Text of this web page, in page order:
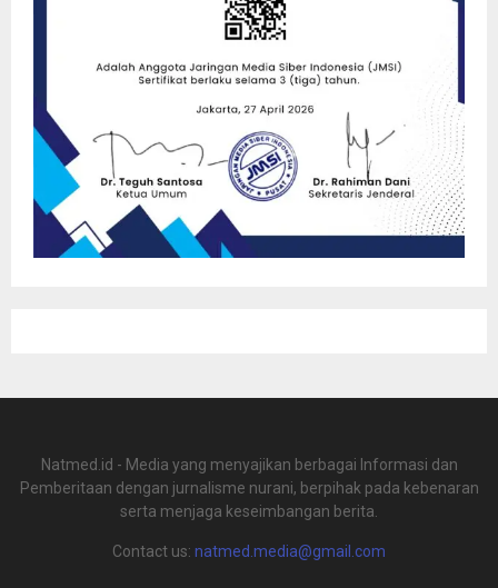
Natmed.id - Media yang menyajikan berbagai Informasi dan
Pemberitaan dengan jurnalisme nurani, berpihak pada kebenaran
serta menjaga keseimbangan berita.
Contact us: natmed.media@gmail.com